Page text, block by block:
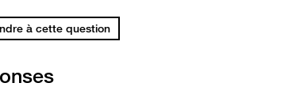
à cette question